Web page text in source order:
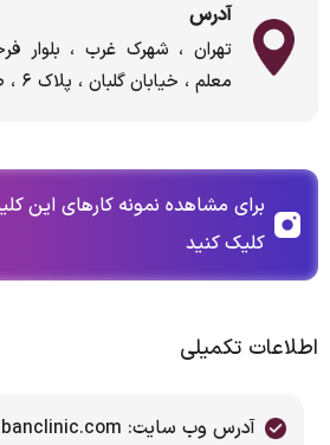
آدرس
تهران ، شهرک غرب ، بلوار
معلم ، خیابان گلبان ، پلاک ۶ ، طبقه اول ، واحد ۱۰۱
برای مشاهده نمونه کارهای این
کلیک کنید
اطلاعات تکمیلی
آدرس وب سایت: www.golbanclinic.com